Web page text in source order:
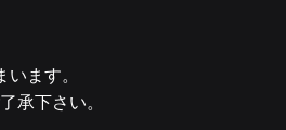
ます。
承下さい。